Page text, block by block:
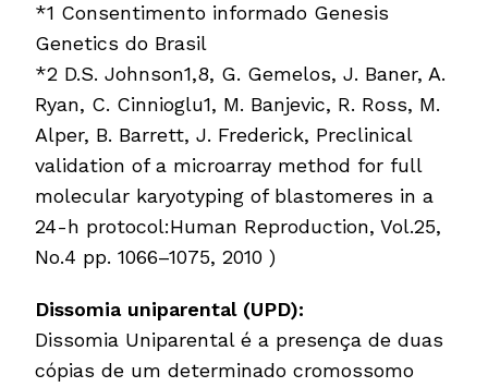
*1 Consentimento informado Genesis
Genetics do Brasil
*2 D.S. Johnson1,8, G. Gemelos, J. Baner, A.
Ryan, C. Cinnioglu1, M. Banjevic, R. Ross, M.
Alper, B. Barrett, J. Frederick, Preclinical
validation of a microarray method for full
molecular karyotyping of blastomeres in a
24-h protocol:Human Reproduction, Vol.25,
No.4 pp. 1066–1075, 2010 )
Dissomia uniparental (UPD):
Dissomia Uniparental é a presença de duas
cópias de um determinado cromossomo